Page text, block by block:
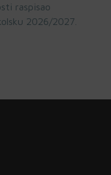
raspisao
2026/2027.